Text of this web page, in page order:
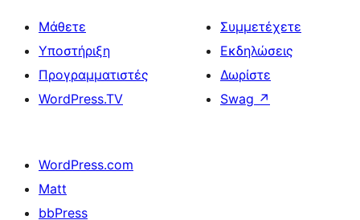
Μάθετε
Υποστήριξη
Προγραμματιστές
WordPress.TV
Συμμετέχετε
Εκδηλώσεις
Δωρίστε
Swag ↗
WordPress.com
Matt
bbPress